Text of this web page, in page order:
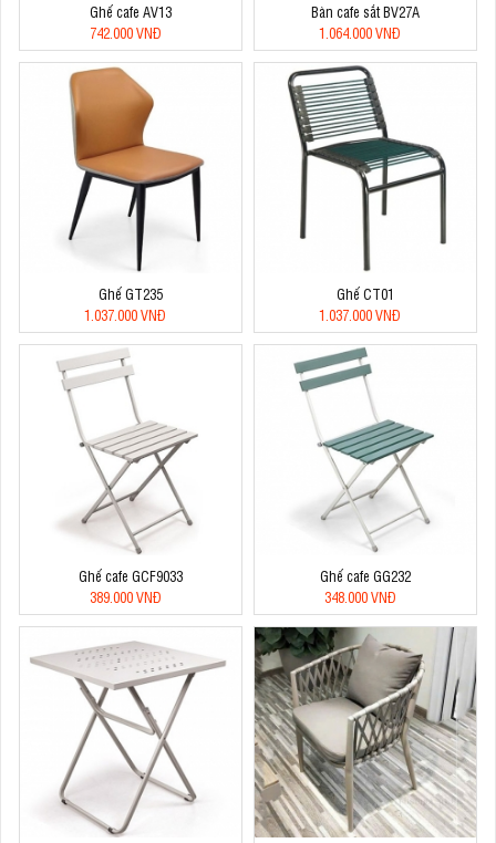
Ghế cafe AV13
742.000 VNĐ
Bàn cafe sắt BV27A
1.064.000 VNĐ
Ghế GT235
1.037.000 VNĐ
Ghế CT01
1.037.000 VNĐ
Ghế cafe GCF9033
389.000 VNĐ
Ghế cafe GG232
348.000 VNĐ